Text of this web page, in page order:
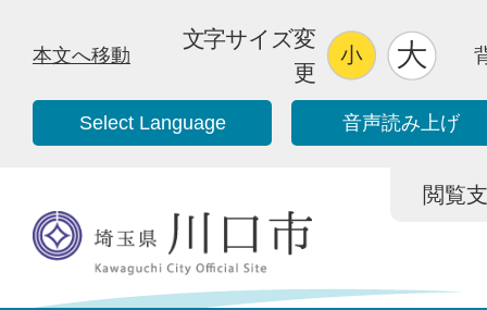
本文へ移動
文字サイズ変
更
Select Language 音声読み上げ
閲覧